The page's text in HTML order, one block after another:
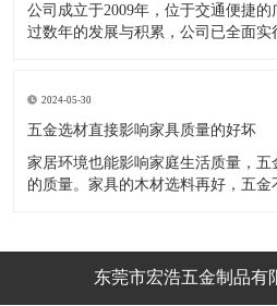
公司成立于2009年，位于交通便捷
过数年的发展与积累，公司已全面实
的改造创新，设计制造了一系列更加
的新
2024-05-30
五金选材直接影响家具质量的好坏
家居环境也能影响家庭生活质量，
的质量。家具的木材选料再好，五金
金、铝合金等。不同五金的加工工
理、焊接、机械加东莞市宏浩五金制品有